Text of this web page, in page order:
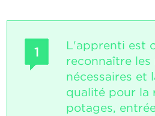
1
L'apprenti est
reconnaître les
nécessaires et
qualité pour la
potages,